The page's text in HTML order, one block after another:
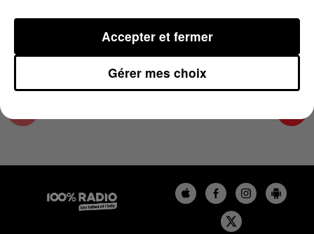
L'agenda de Toulouse
Gérer mes choix
Accepter et fermer